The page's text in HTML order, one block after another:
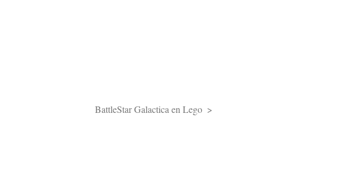
BattleStar Galactica en Lego